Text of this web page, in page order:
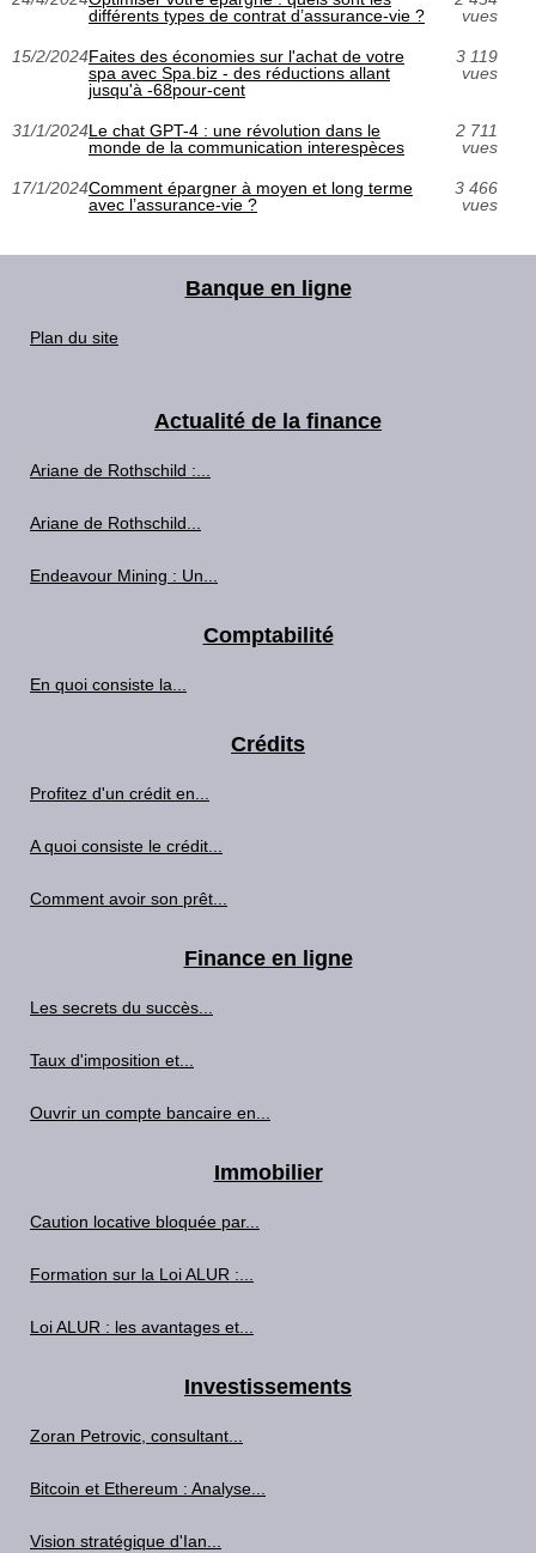
différents types de contrat d’assurance-vie ?
vues
15/2/2024Faites des économies sur l'achat de votre
spa avec Spa.biz - des réductions allant
jusqu'à -68pour-cent
3 119
vues
31/1/2024Le chat GPT-4 : une révolution dans le
monde de la communication interespèces
2 711
vues
17/1/2024Comment épargner à moyen et long terme
avec l’assurance-vie ?
3 466
vues
Banque en ligne
Plan du site
Actualité de la finance
Ariane de Rothschild :...
Ariane de Rothschild...
Endeavour Mining : Un...
Comptabilité
En quoi consiste la...
Crédits
Profitez d'un crédit en...
A quoi consiste le crédit...
Comment avoir son prêt...
Finance en ligne
Les secrets du succès...
Taux d'imposition et...
Ouvrir un compte bancaire en...
Immobilier
Caution locative bloquée par...
Formation sur la Loi ALUR :...
Loi ALUR : les avantages et...
Investissements
Zoran Petrovic, consultant...
Bitcoin et Ethereum : Analyse...
Vision stratégique d'Ian...